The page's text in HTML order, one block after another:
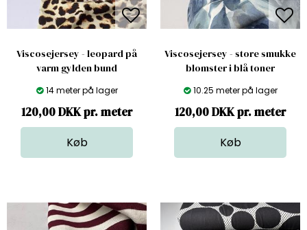
Viscosejersey - leopard på
varm gylden bund
14 meter på lager
120,00 DKK pr. meter
Viscosejersey - store smukke
blomster i blå toner
10.25 meter på lager
120,00 DKK pr. meter